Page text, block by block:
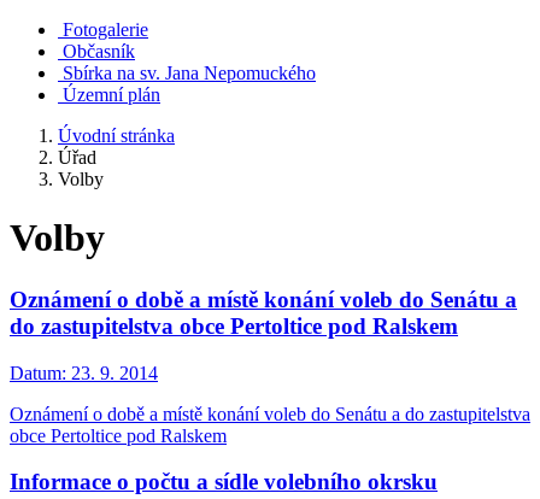
Fotogalerie
Občasník
Sbírka na sv. Jana Nepomuckého
Územní plán
Úvodní stránka
Úřad
Volby
Volby
Oznámení o době a místě konání voleb do Senátu a
do zastupitelstva obce Pertoltice pod Ralskem
Datum: 23. 9. 2014
Oznámení o době a místě konání voleb do Senátu a do zastupitelstva
obce Pertoltice pod Ralskem
Informace o počtu a sídle volebního okrsku